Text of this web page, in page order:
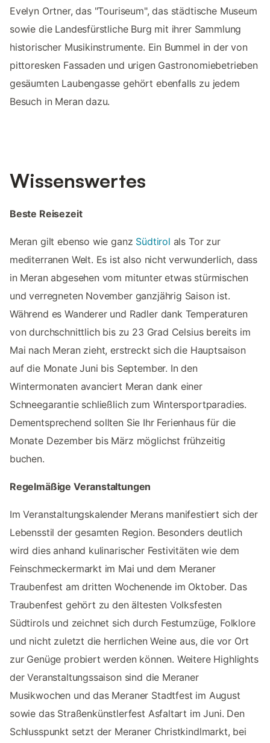
Evelyn Ortner, das "Touriseum", das städtische Museum
sowie die Landesfürstliche Burg mit ihrer Sammlung
historischer Musikinstrumente. Ein Bummel in der von
pittoresken Fassaden und urigen Gastronomiebetrieben
gesäumten Laubengasse gehört ebenfalls zu jedem
Besuch in Meran dazu.
Wissenswertes
Beste Reisezeit
Meran gilt ebenso wie ganz Südtirol als Tor zur
mediterranen Welt. Es ist also nicht verwunderlich, dass
in Meran abgesehen vom mitunter etwas stürmischen
und verregneten November ganzjährig Saison ist.
Während es Wanderer und Radler dank Temperaturen
von durchschnittlich bis zu 23 Grad Celsius bereits im
Mai nach Meran zieht, erstreckt sich die Hauptsaison
auf die Monate Juni bis September. In den
Wintermonaten avanciert Meran dank einer
Schneegarantie schließlich zum Wintersportparadies.
Dementsprechend sollten Sie Ihr Ferienhaus für die
Monate Dezember bis März möglichst frühzeitig
buchen.
Regelmäßige Veranstaltungen
Im Veranstaltungskalender Merans manifestiert sich der
Lebensstil der gesamten Region. Besonders deutlich
wird dies anhand kulinarischer Festivitäten wie dem
Feinschmeckermarkt im Mai und dem Meraner
Traubenfest am dritten Wochenende im Oktober. Das
Traubenfest gehört zu den ältesten Volksfesten
Südtirols und zeichnet sich durch Festumzüge, Folklore
und nicht zuletzt die herrlichen Weine aus, die vor Ort
zur Genüge probiert werden können. Weitere Highlights
der Veranstaltungssaison sind die Meraner
Musikwochen und das Meraner Stadtfest im August
sowie das Straßenkünstlerfest Asfaltart im Juni. Den
Schlusspunkt setzt der Meraner Christkindlmarkt, bei